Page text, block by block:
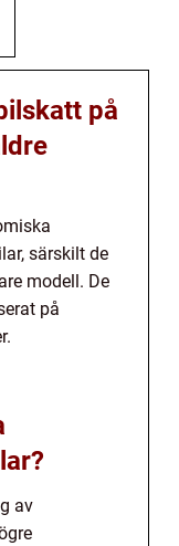
på
särskilt de
modell. De
på
av